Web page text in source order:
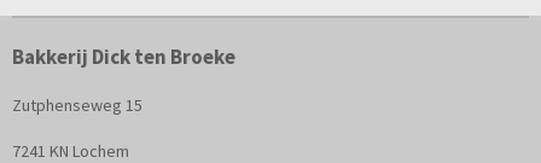
Bakkerij Dick ten Broeke
Zutphenseweg 15
7241 KN Lochem